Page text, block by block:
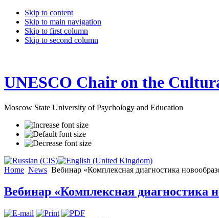
Skip to content
Skip to main navigation
Skip to first column
Skip to second column
UNESCO Chair on the
Moscow State University of Psychology and Education
Home News Вебинар «Комплексная диагностика
Вебинар «Комплексная диагностика